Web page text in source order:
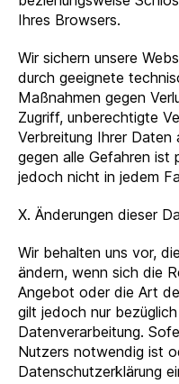
Ihres Browsers.
Wir sichern unsere
durch geeignete
Maßnahmen gegen
Zugriff, unberechtigte
Verbreitung Ihrer Daten
gegen alle Gefahren
jedoch nicht in jedem
X. Änderungen dieser
Wir behalten uns vor,
ändern, wenn sich die
Angebot oder die Art
gilt jedoch nur
Datenverarbeitung.
Nutzers notwendig ist
Datenschutzerklärung